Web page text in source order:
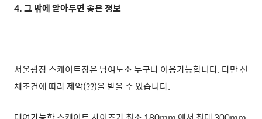
4. 그 밖에 알아두면 좋은 정보
서울광장 스케이트장은 남여노소 누구나 이용가능합니다. 다만 신
체조건에 따라 제약(??)을 받을 수 있습니다.